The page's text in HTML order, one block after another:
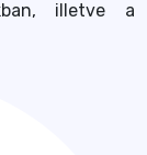
illetve a